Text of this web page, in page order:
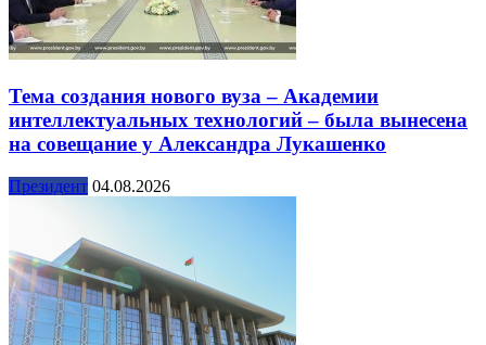
Тема создания нового вуза – Академии
интеллектуальных технологий – была вынесена
на совещание у Александра Лукашенко
Президент 04.08.2026